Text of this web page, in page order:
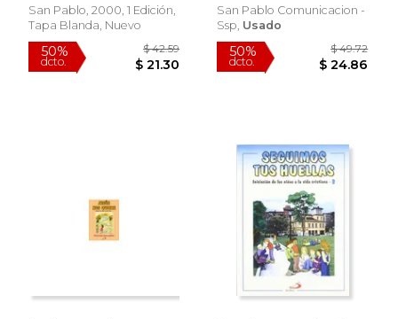
Galilea 2000)
San Pablo, 2000, 1 Edición,
Tapa Blanda, Nuevo
San Pablo Comunicacion -
Ssp, Usado